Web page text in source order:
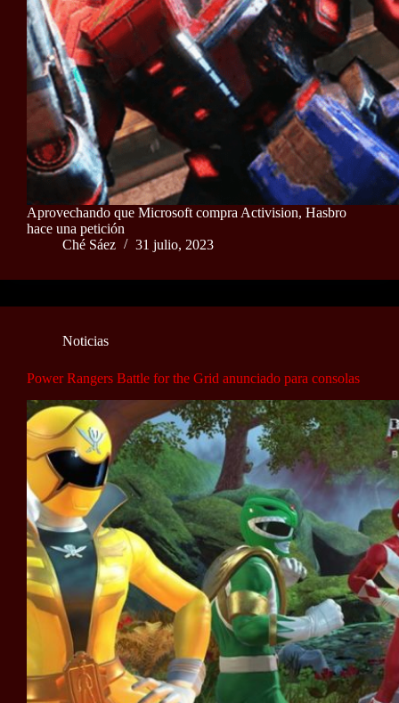
Aprovechando que Microsoft compra Activision, Hasbro
hace una petición
Ché Sáez
31 julio, 2023
Noticias
Power Rangers Battle for the Grid anunciado para consolas